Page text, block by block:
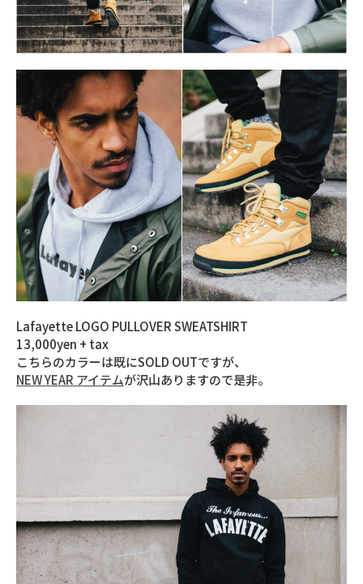
Lafayette LOGO PULLOVER SWEATSHIRT
13,000yen + tax
こちらのカラーは既にSOLD OUTですが、
NEW YEAR アイテムが沢山ありますので是非。